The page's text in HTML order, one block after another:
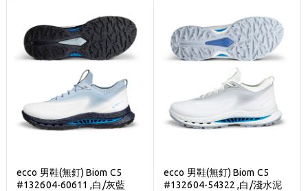
ecco 男鞋(無釘) Biom C5
#132604-60611 ,白/灰藍
ecco 男鞋(無釘) Biom C5
#132604-54322 ,白/淺水泥